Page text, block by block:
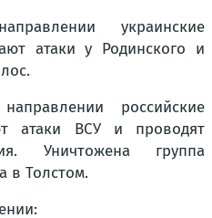
украинские
атаки у Родинского и
российские
атаки ВСУ и проводят
Уничтожена группа
в Толстом.